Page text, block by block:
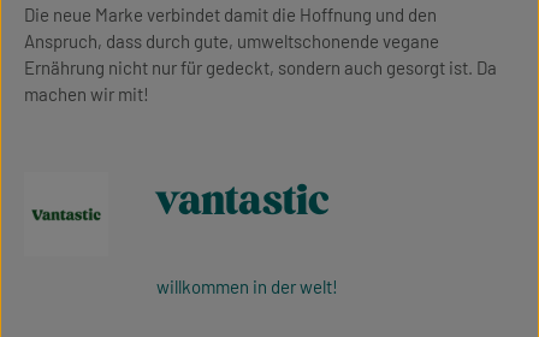
Die neue Marke verbindet damit die Hoffnung und den
Anspruch, dass durch gute, umweltschonende vegane
Ernährung nicht nur für gedeckt, sondern auch gesorgt ist. Da
machen wir mit!
vantastic
willkommen in der welt!